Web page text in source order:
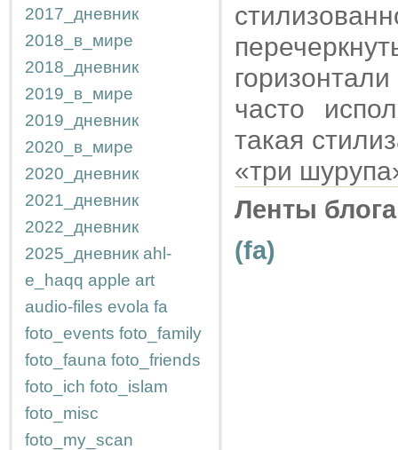
2017_дневник
2018_в_мире
2018_дневник
2019_в_мире
2019_дневник
2020_в_мире
2020_дневник
2021_дневник
2022_дневник
2025_дневник ahl-
e_haqq apple art
audio-files evola fa
foto_events foto_family
foto_fauna foto_friends
foto_ich foto_islam
foto_misc
foto_my_scan
часто
такая
«три
Ленты
(fa)